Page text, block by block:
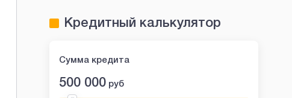
Кредитный калькулятор
Сумма кредита
500 000 руб